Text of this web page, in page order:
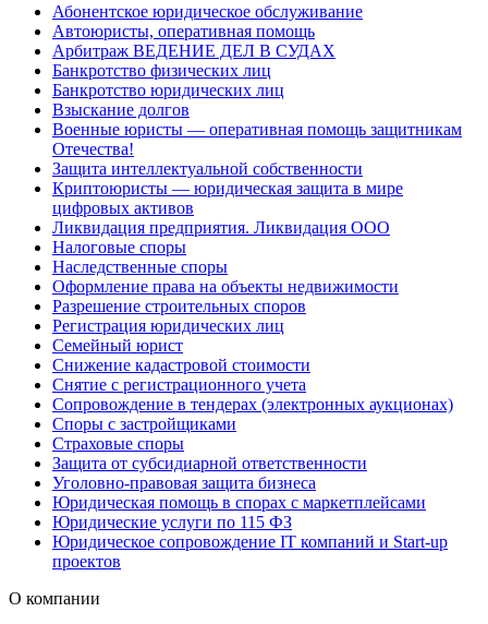
Абонентское юридическое обслуживание
Автоюристы, оперативная помощь
Арбитраж ВЕДЕНИЕ ДЕЛ В СУДАХ
Банкротство физических лиц
Банкротство юридических лиц
Взыскание долгов
Военные юристы — оперативная помощь защитникам
Отечества!
Защита интеллектуальной собственности
Криптоюристы — юридическая защита в мире
цифровых активов
Ликвидация предприятия. Ликвидация ООО
Налоговые споры
Наследственные споры
Оформление права на объекты недвижимости
Разрешение строительных споров
Регистрация юридических лиц
Семейный юрист
Снижение кадастровой стоимости
Снятие с регистрационного учета
Сопровождение в тендерах (электронных аукционах)
Споры с застройщиками
Страховые споры
Защита от субсидиарной ответственности
Уголовно-правовая защита бизнеса
Юридическая помощь в спорах с маркетплейсами
Юридические услуги по 115 ФЗ
Юридическое сопровождение IT компаний и Start-up
проектов
О компании